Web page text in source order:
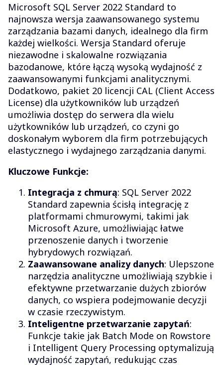
Microsoft SQL Server 2022 Standard to
najnowsza wersja zaawansowanego systemu
zarządzania bazami danych, idealnego dla firm
każdej wielkości. Wersja Standard oferuje
niezawodne i skalowalne rozwiązania
bazodanowe, które łączą wysoką wydajność z
zaawansowanymi funkcjami analitycznymi.
Dodatkowo, pakiet 20 licencji CAL (Client Access
License) dla użytkowników lub urządzeń
umożliwia dostęp do serwera dla wielu
użytkowników lub urządzeń, co czyni go
doskonałym wyborem dla firm potrzebujących
elastycznego i wydajnego zarządzania danymi.
Kluczowe Funkcje:
Integracja z chmurą: SQL Server 2022
Standard zapewnia ścisłą integrację z
platformami chmurowymi, takimi jak
Microsoft Azure, umożliwiając łatwe
przenoszenie danych i tworzenie
hybrydowych rozwiązań.
Zaawansowane analizy danych: Ulepszone
narzędzia analityczne umożliwiają szybkie i
efektywne przetwarzanie dużych zbiorów
danych, co wspiera podejmowanie decyzji
w czasie rzeczywistym.
Inteligentne przetwarzanie zapytań:
Funkcje takie jak Batch Mode on Rowstore
i Intelligent Query Processing optymalizują
wydajność zapytań, redukując czas